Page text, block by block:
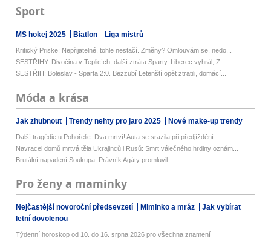
Sport
MS hokej 2025 Biatlon Liga mistrů
Kritický Priske: Nepřijatelné, tohle nestačí. Změny? Omlouvám se, nedo...
SESTŘIHY: Divočina v Teplicích, další ztráta Sparty. Liberec vyhrál, Z...
SESTŘIH: Boleslav - Sparta 2:0. Bezzubí Letenští opět ztratili, domácí...
Móda a krása
Jak zhubnout Trendy nehty pro jaro 2025 Nové make-up trendy
Další tragédie u Pohořelic: Dva mrtví! Auta se srazila při předjíždění
Navracel domů mrtvá těla Ukrajinců i Rusů: Smrt válečného hrdiny oznám...
Brutální napadení Soukupa. Právník Agáty promluvil
Pro ženy a maminky
Nejčastější novoroční předsevzetí Miminko a mráz
Jak vybírat
letní dovolenou
Týdenní horoskop od 10. do 16. srpna 2026 pro všechna znamení